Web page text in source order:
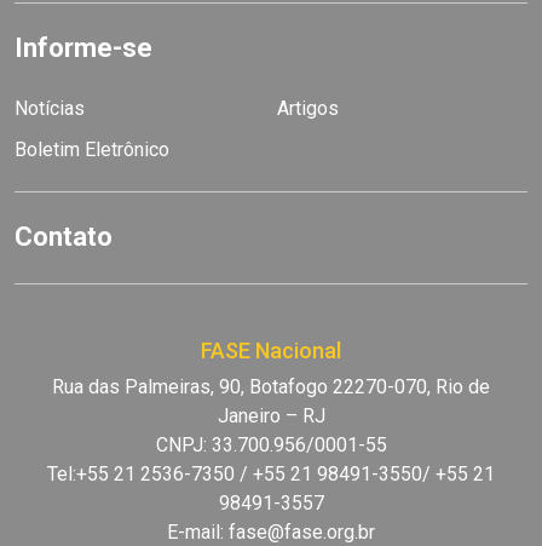
Informe-se
Notícias
Artigos
Boletim Eletrônico
Contato
FASE Nacional
Rua das Palmeiras, 90, Botafogo 22270-070, Rio de
Janeiro – RJ
CNPJ: 33.700.956/0001-55
Tel:+55 21 2536-7350 / +55 21 98491-3550/ +55 21
98491-3557
E-mail: fase@fase.org.br